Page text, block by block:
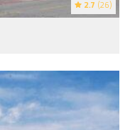
2.7 (26)